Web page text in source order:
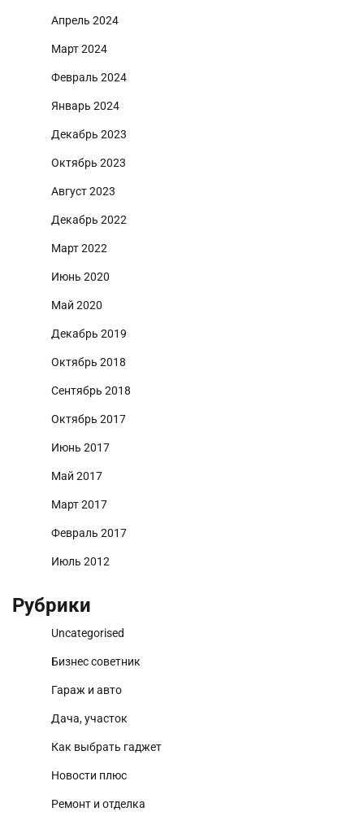
Апрель 2024
Март 2024
Февраль 2024
Январь 2024
Декабрь 2023
Октябрь 2023
Август 2023
Декабрь 2022
Март 2022
Июнь 2020
Май 2020
Декабрь 2019
Октябрь 2018
Сентябрь 2018
Октябрь 2017
Июнь 2017
Май 2017
Март 2017
Февраль 2017
Июль 2012
Рубрики
Uncategorised
Бизнес советник
Гараж и авто
Дача, участок
Как выбрать гаджет
Новости плюс
Ремонт и отделка